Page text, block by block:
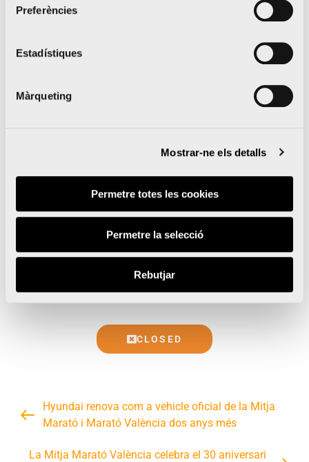
Preferències
Estadístiques
Màrqueting
Mostrar-ne els detalls
Permetre totes les cookies
Permetre la selecció
Rebutjar
CLOSED
Hyundai renova com a vehicle oficial de la Mitja
Marató i Marató València dos anys més
La Mitja Marató València celebra el 30 aniversari